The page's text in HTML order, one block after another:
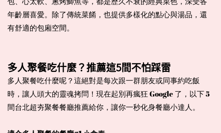
年齡層喜愛。除了傳統菜餚，也提供多樣化的點心與湯品，還
有舒適的包廂空間。
多人聚餐吃什麼？推薦這5間不怕踩雷
多人聚餐吃什麼呢？這絕對是每次跟一群朋友或同事約吃飯
時，讓人頭大的靈魂拷問！現在起別再瘋狂 Google 了，以下 5
間台北超夯聚餐餐廳推薦給你，讓你一秒化身餐廳小達人。